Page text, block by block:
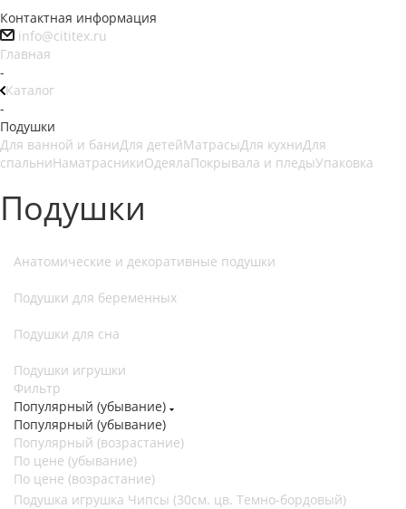
Контактная информация
info@cititex.ru
Главная
-
Каталог
-
Подушки
Для ванной и баниДля детейМатрасыДля кухниДля
спальниНаматрасникиОдеялаПокрывала и пледыУпаковка
Подушки
Анатомические и декоративные подушки
Подушки для беременных
Подушки для сна
Подушки игрушки
Фильтр
Популярный (убывание)
Популярный (убывание)
Популярный (возрастание)
По цене (убывание)
По цене (возрастание)
Подушка игрушка Чипсы (30см. цв. Темно-бордовый)